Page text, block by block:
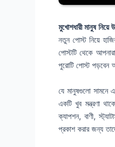
মুখোশধারী মানুষ নিয়ে
নতুন পোস্ট নিয়ে
পোস্টটি থেকে
পুরোটি পোস্ট পড়বেন
যে মানুষগুলো সামনে
একটি খুব মন্ত্রণা
ক্যাপশন, বাণী,
প্রকাশ করার জন্য